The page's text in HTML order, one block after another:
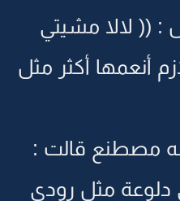
: (( لالا مشيتي
أنعمها أكثر مثل
مصطنع قالت :
دلوعة مثل رودي